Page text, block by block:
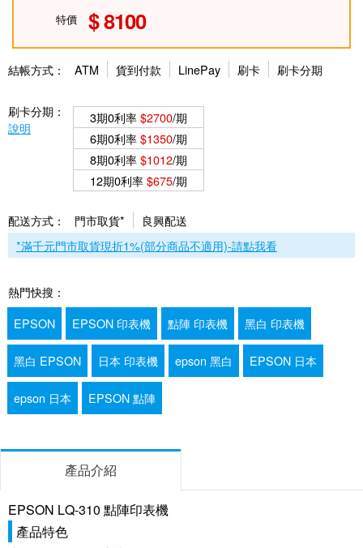
特價 8100
結帳方式： ATM 貨到付款 LinePay 刷卡 刷卡分期
刷卡分期：
說明
3期0利率$2700/期
6期0利率$1350/期
8期0利率$1012/期
12期0利率$675/期
配送方式： 門市取貨*
良興配送
*滿千元門市取貨現折1%(部分商品不適用)-請點我看
熱門快搜：
EPSON
EPSON 印表機 點陣 印表機 黑白 印表機
黑白 EPSON 日本 印表機 epson 黑白 EPSON 日本
epson 日本 EPSON 點陣
產品介紹
EPSON LQ-310 點陣印表機
產品特色